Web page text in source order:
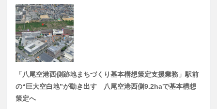
「八尾空港西側跡地まちづくり基本構想策定支援業務」駅前
の“巨大空白地”が動き出す 八尾空港西側9.2haで基本構想
策定へ